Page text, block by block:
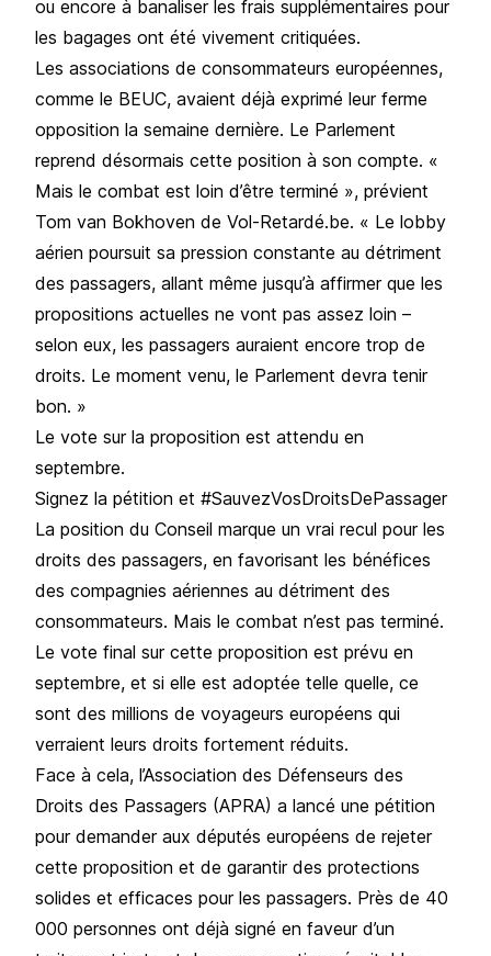
ou encore à banaliser les frais supplémentaires pour
les bagages ont été vivement critiquées.
Les associations de consommateurs européennes,
comme le BEUC, avaient déjà exprimé leur ferme
opposition la semaine dernière. Le Parlement
reprend désormais cette position à son compte. «
Mais le combat est loin d’être terminé », prévient
Tom van Bokhoven de Vol-Retardé.be. « Le lobby
aérien poursuit sa pression constante au détriment
des passagers, allant même jusqu’à affirmer que les
propositions actuelles ne vont pas assez loin –
selon eux, les passagers auraient encore trop de
droits. Le moment venu, le Parlement devra tenir
bon. »
Le vote sur la proposition est attendu en
septembre.
Signez la pétition et #SauvezVosDroitsDePassager
La position du Conseil marque un vrai recul pour les
droits des passagers, en favorisant les bénéfices
des compagnies aériennes au détriment des
consommateurs. Mais le combat n’est pas terminé.
Le vote final sur cette proposition est prévu en
septembre, et si elle est adoptée telle quelle, ce
sont des millions de voyageurs européens qui
verraient leurs droits fortement réduits.
Face à cela, l’Association des Défenseurs des
Droits des Passagers (APRA) a lancé une pétition
pour demander aux députés européens de rejeter
cette proposition et de garantir des protections
solides et efficaces pour les passagers. Près de 40
000 personnes ont déjà signé en faveur d’un